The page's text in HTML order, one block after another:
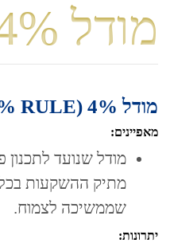
מודל 4%
מודל 4% (THE 4% RULE)
מאפיינים:
מתיק ההשקעות
שממשיכה לצמוח.
יתרונות: